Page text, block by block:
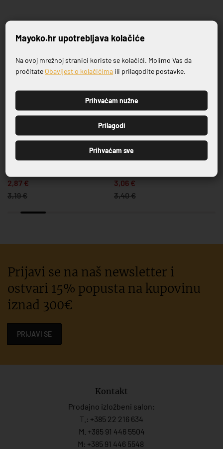
-10%
ŽLICA C.K. AMARONE
2,87 €
3,19 €
-10%
ŽLICA B.K./ČAJ AMARONE
3,06 €
3,40 €
Prijavi se na naš newsletter i
ostvari 15% popusta na kupovinu
iznad 300€
PRIJAVI SE
Kontakt
Prodajno izložbeni salon:
T.: +385 22 216 634
M. +385 91 446 5504
M: +385 91 446 5548
Prijavite se na naš newsletter
PRIJAVI SE
Mayoko.hr upotrebljava kolačiće
Na ovoj mrežnoj stranici koriste se kolačići. Molimo Vas da
pročitate Obavijest o kolačićima ili prilagodite postavke.
Prihvaćam nužne
Prilagodi
Prihvaćam sve